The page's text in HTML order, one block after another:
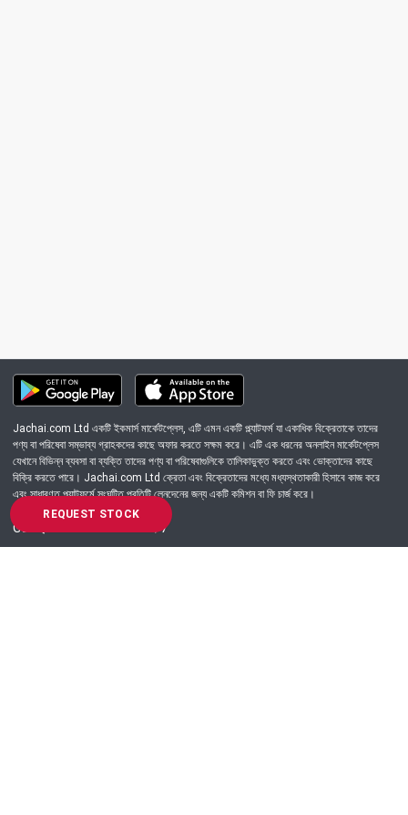
REQUEST STOCK
Jachai.com Ltd একটি ইকমার্স মার্কেটপ্লেস, এটি এমন একটি প্ল্যাটফর্ম যা একাধিক বিক্রেতাকে তাদের
পণ্য বা পরিষেবা সম্ভাব্য গ্রাহকদের কাছে অফার করতে সক্ষম করে। এটি এক ধরনের অনলাইন মার্কেটপ্লেস
যেখানে বিভিন্ন ব্যবসা বা ব্যক্তি তাদের পণ্য বা পরিষেবাগুলিকে তালিকাভুক্ত করতে এবং ভোক্তাদের কাছে
বিক্রি করতে পারে। Jachai.com Ltd ক্রেতা এবং বিক্রেতাদের মধ্যে মধ্যস্থতাকারী হিসাবে কাজ করে
এবং সাধারণত প্ল্যাটফর্মে সংঘটিত প্রতিটি লেনদেনের জন্য একটি কমিশন বা ফি চার্জ করে।
Got Question? Call us 24/7